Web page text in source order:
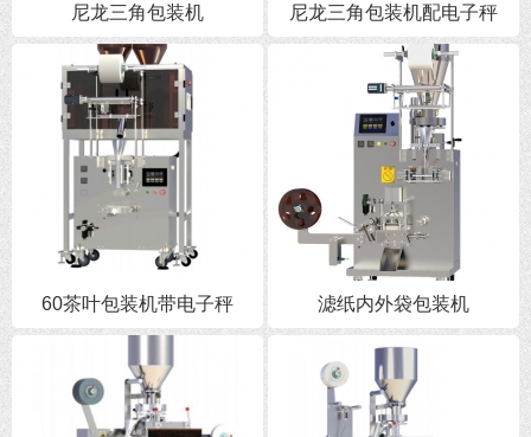
尼龙三角包装机 尼龙三角包装机配电子秤
60茶叶包装机带电子秤 滤纸内外袋包装机